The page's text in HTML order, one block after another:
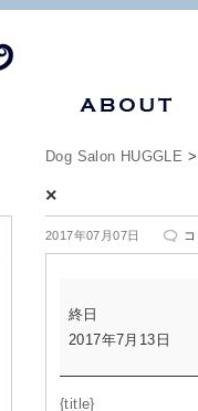
Dog Salon HUGGLE
×
2017年07月07日
×
は
終日
2017年7月13日
{title}